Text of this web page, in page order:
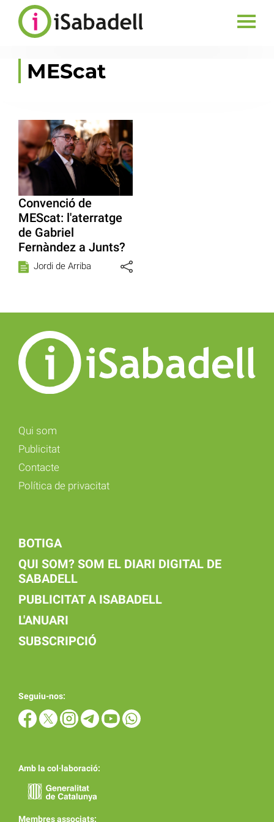
MEScat
Convenció de
MEScat: l'aterratge
de Gabriel
Fernàndez a Junts?
Jordi de Arriba
Qui som
Publicitat
Contacte
Política de privacitat
BOTIGA
QUI SOM? SOM EL DIARI DIGITAL DE
SABADELL
PUBLICITAT A ISABADELL
L'ANUARI
SUBSCRIPCIÓ
Seguiu-nos:
Amb la col·laboració:
Membres associats: